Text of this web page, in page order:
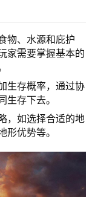
物、水源和庇护
家需要掌握基本的
生存概率，通过协
存下去。
，如选择合适的地
优势等。